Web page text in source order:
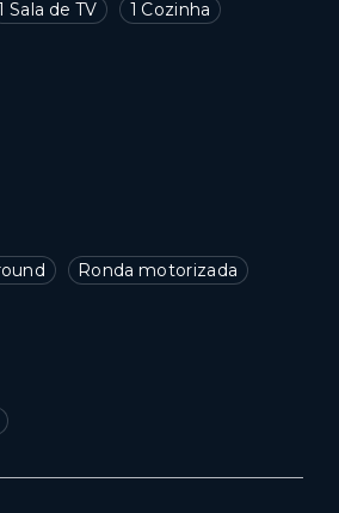
Sala de TV
1 Cozinha
Ronda motorizada